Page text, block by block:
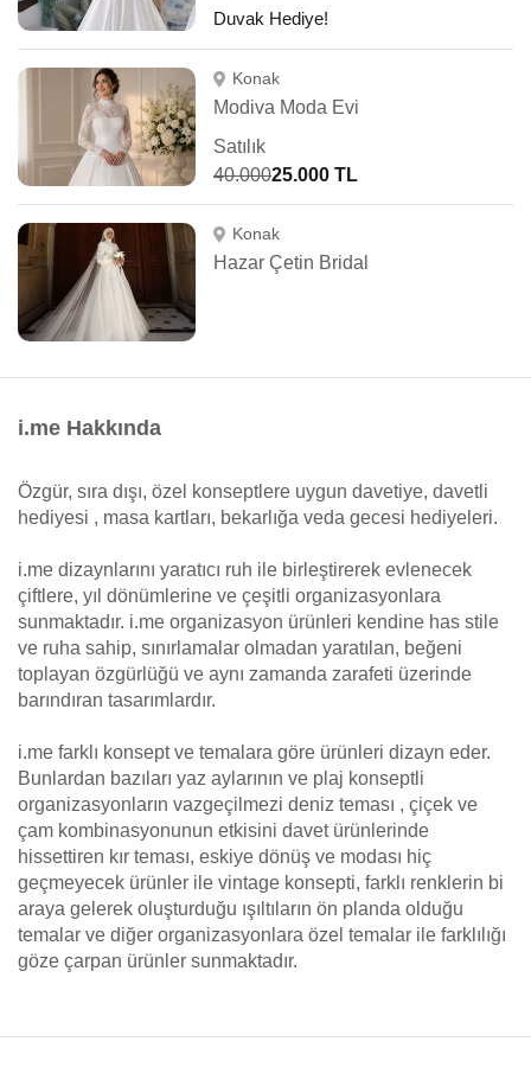
Duvak Hediye!
Konak
Modiva Moda Evi
Satılık
40.00025.000 TL
Konak
Hazar Çetin Bridal
i.me Hakkında
Özgür, sıra dışı, özel konseptlere uygun davetiye, davetli
hediyesi , masa kartları, bekarlığa veda gecesi hediyeleri.
i.me dizaynlarını yaratıcı ruh ile birleştirerek evlenecek
çiftlere, yıl dönümlerine ve çeşitli organizasyonlara
sunmaktadır. i.me organizasyon ürünleri kendine has stile
ve ruha sahip, sınırlamalar olmadan yaratılan, beğeni
toplayan özgürlüğü ve aynı zamanda zarafeti üzerinde
barındıran tasarımlardır.
i.me farklı konsept ve temalara göre ürünleri dizayn eder.
Bunlardan bazıları yaz aylarının ve plaj konseptli
organizasyonların vazgeçilmezi deniz teması , çiçek ve
çam kombinasyonunun etkisini davet ürünlerinde
hissettiren kır teması, eskiye dönüş ve modası hiç
geçmeyecek ürünler ile vintage konsepti, farklı renklerin bi
araya gelerek oluşturduğu ışıltıların ön planda olduğu
temalar ve diğer organizasyonlara özel temalar ile farklılığı
göze çarpan ürünler sunmaktadır.